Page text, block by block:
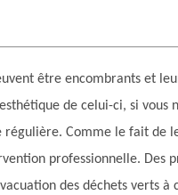
être encombrants et
de celui-ci, si vous
régulière. Comme le fait de
professionnelle. Des
des déchets verts à